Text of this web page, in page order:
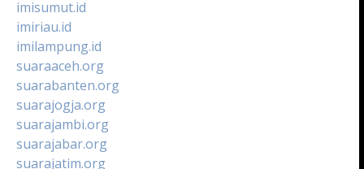
imisumut.id
imiriau.id
imilampung.id
suaraaceh.org
suarabanten.org
suarajogja.org
suarajambi.org
suarajabar.org
suarajatim.org